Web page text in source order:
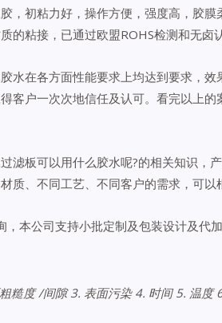
，初粘力好，操作方便，强度高，胶
的粘接，已通过欧盟ROHS检测和无卤认
水在各方面性能要求上均达到要求，
客户一次次地信任及认可。看完以上
滤板可以用什么胶水呢?的相关知识，
质、不同工艺、不同客户的需求，可以
本公司支持小批定制及包装设计及代
糙度 /间隙 3. 表面污染 4. 时间 5. 温